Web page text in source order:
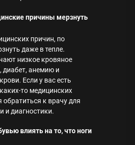
причины мерзнуть
причин, по
даже в тепле.
низкое кровяное
диабет, анемию и
Если у вас есть
то медицинских
обратиться к врачу для
и диагностики.
влиять на то, что ноги